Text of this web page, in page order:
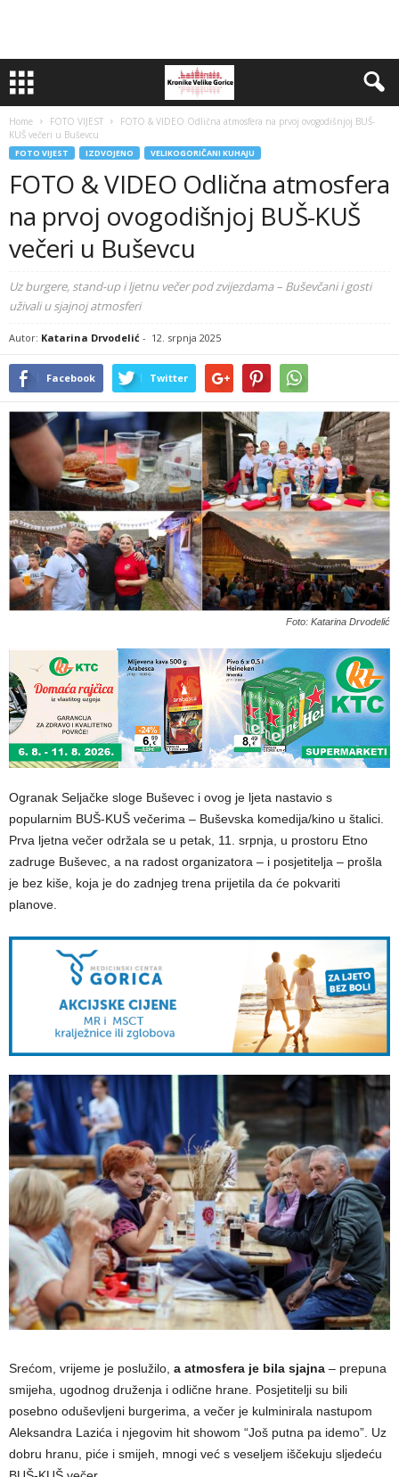
Home FOTO VIJEST
FOTO & VIDEO Odlična atmosfera na prvoj ovogodišnjoj BUŠ-
KUŠ večeri u Buševcu
FOTO VIJEST IZDVOJENO VELIKOGORIČANI KUHAJU
FOTO & VIDEO Odlična atmosfera
na prvoj ovogodišnjoj BUŠ-KUŠ
večeri u Buševcu
Uz burgere, stand-up i ljetnu večer pod zvijezdama – Buševčani i gosti
uživali u sjajnoj atmosferi
Autor: Katarina Drvodelić - 12. srpnja 2025
Facebook Twitter
Foto: Katarina Drvodelić
Ogranak Seljačke sloge Buševec i ovog je ljeta nastavio s
popularnim BUŠ-KUŠ večerima – Buševska komedija/kino u štalici.
Prva ljetna večer održala se u petak, 11. srpnja, u prostoru Etno
zadruge Buševec, a na radost organizatora – i posjetitelja – prošla
je bez kiše, koja je do zadnjeg trena prijetila da će pokvariti
planove.
Srećom, vrijeme je poslužilo, a atmosfera je bila sjajna – prepuna
smijeha, ugodnog druženja i odlične hrane. Posjetitelji su bili
posebno oduševljeni burgerima, a večer je kulminirala nastupom
Aleksandra Lazića i njegovim hit showom “Još putna pa idemo”. Uz
dobru hranu, piće i smijeh, mnogi već s veseljem iščekuju sljedeću